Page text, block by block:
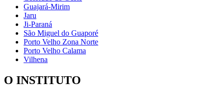
Guajará-Mirim
Jaru
Ji-Paraná
São Miguel do Guaporé
Porto Velho Zona Norte
Porto Velho Calama
Vilhena
O INSTITUTO